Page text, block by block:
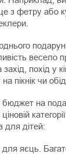
з фетру або
весело
похід у
пікнік чи обід.
на
для дітей:
яєць.